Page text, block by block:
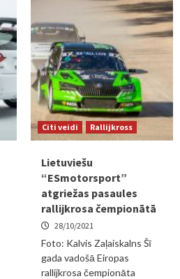
Citi veidi Rallijkross
Lietuviešu
“ESmotorsport”
atgriežas pasaules
rallijkrosa čempionātā
28/10/2021
Foto: Kalvis Zaļaiskalns Šī
gada vadošā Eiropas
rallijkrosa čempionāta